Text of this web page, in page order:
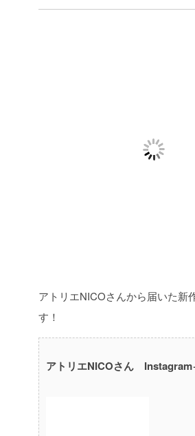
アトリエNICOさんから届いた新
す！
アトリエNICOさん